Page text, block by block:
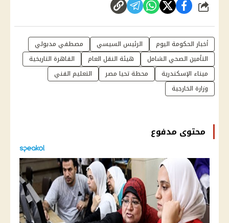
شارك
أخبار الحكومة اليوم الرئيس السيسي
مصطفي مدبولي
التأمين الصحي الشامل
هيئة النقل العام
القاهرة التاريخية
ميناء الإسكندرية
محطة تحيا مصر
التعليم الفني
وزارة الخارجية
محتوى مدفوع